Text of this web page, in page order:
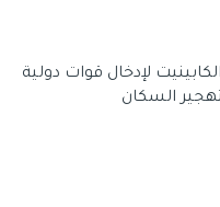
لإدخال قوات دولية
السكان